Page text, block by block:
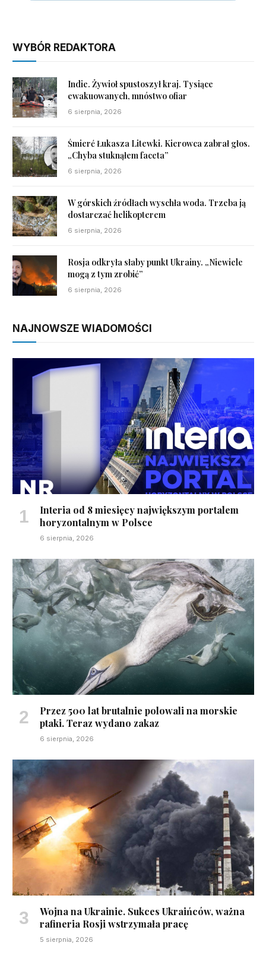
WYBÓR REDAKTORA
Indie. Żywioł spustoszył kraj. Tysiące
ewakuowanych, mnóstwo ofiar
6 sierpnia, 2026
Śmierć Łukasza Litewki. Kierowca zabrał głos.
„Chyba stuknąłem faceta”
6 sierpnia, 2026
W górskich źródłach wyschła woda. Trzeba ją
dostarczać helikopterem
6 sierpnia, 2026
Rosja odkryła słaby punkt Ukrainy. „Niewiele
mogą z tym zrobić”
6 sierpnia, 2026
NAJNOWSZE WIADOMOŚCI
Interia od 8 miesięcy największym portalem
horyzontalnym w Polsce
6 sierpnia, 2026
Przez 500 lat brutalnie polowali na morskie
ptaki. Teraz wydano zakaz
6 sierpnia, 2026
Wojna na Ukrainie. Sukces Ukraińców, ważna
rafineria Rosji wstrzymała pracę
5 sierpnia, 2026